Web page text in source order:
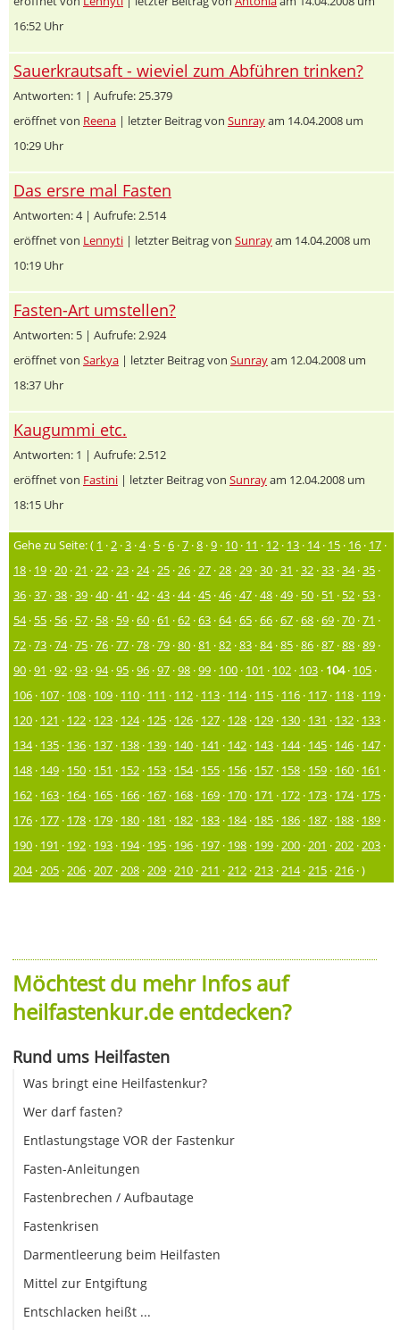
16:52 Uhr
Sauerkrautsaft - wieviel zum Abführen trinken?
Antworten: 1 | Aufrufe: 25.379
eröffnet von Reena | letzter Beitrag von Sunrayam 14.04.2008 um
10:29 Uhr
Das ersre mal Fasten
Antworten: 4 | Aufrufe: 2.514
eröffnet von Lennyti | letzter Beitrag von Sunrayam 14.04.2008 um
10:19 Uhr
Fasten-Art umstellen?
Antworten: 5 | Aufrufe: 2.924
eröffnet von Sarkya | letzter Beitrag von Sunrayam 12.04.2008 um
18:37 Uhr
Kaugummi etc.
Antworten: 1 | Aufrufe: 2.512
eröffnet von Fastini | letzter Beitrag von Sunrayam 12.04.2008 um
18:15 Uhr
Gehe zu Seite: ( 1 ·2 ·3 ·4· 5 ·6 ·7 ·8 ·9 · 10 · 11 · 12 · 13 · 14· 15 · 16 · 17 ·
18 · 19 ·20 ·21 ·22 ·23 ·24·25 ·26 ·27 ·28 ·29 ·30 ·31 ·32 ·33 ·34·35 ·
36 ·37 ·38 ·39 ·40 ·41 ·42 ·43 ·44·45 ·46 ·47 ·48 ·49 · 50 · 51 · 52 · 53 ·
54· 55 · 56 · 57 · 58 · 59 ·60 ·61 ·62 ·63 ·64·65 ·66 ·67 ·68 ·69 ·70 ·71 ·
72 ·73 ·74·75 ·76 ·77 ·78 ·79 ·80 ·81 ·82 ·83 ·84·85 ·86 ·87 ·88 ·89 ·
90 ·91 ·92 ·93 ·94·95 ·96 ·97 ·98 ·99 · 100 · 101 · 102 · 103 · 104· 105 ·
106 · 107 · 108 · 109 · 110 · 111 · 112 · 113 · 114· 115 · 116 · 117 · 118 · 119 ·
120 · 121 · 122 · 123 · 124· 125 · 126 · 127 · 128 · 129 · 130 · 131 · 132 · 133 ·
134· 135 · 136 · 137 · 138 · 139 · 140 · 141 · 142 · 143 · 144· 145 · 146 · 147 ·
148 · 149 · 150 · 151 · 152 · 153 · 154· 155 · 156 · 157 · 158 · 159 · 160 · 161 ·
162 · 163 · 164· 165 · 166 · 167 · 168 · 169 · 170 · 171 · 172 · 173 · 174· 175 ·
176 · 177 · 178 · 179 · 180 · 181 · 182 · 183 · 184· 185 · 186 · 187 · 188 · 189 ·
190 · 191 · 192 · 193 · 194· 195 · 196 · 197 · 198 · 199 ·200 ·201 ·202 ·203 ·
204·205 ·206 ·207 ·208 ·209 ·210 ·211 ·212 ·213 ·214·215 ·216 · )
Möchtest du mehr Infos auf
heilfastenkur.de entdecken?
Rund ums Heilfasten
Was bringt eine Heilfastenkur?
Wer darf fasten?
Entlastungstage VOR der Fastenkur
Fasten-Anleitungen
Fastenbrechen / Aufbautage
Fastenkrisen
Darmentleerung beim Heilfasten
Mittel zur Entgiftung
Entschlacken heißt ...